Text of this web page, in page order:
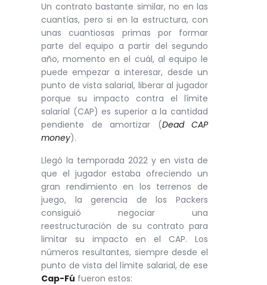
Un contrato bastante similar, no en las
cuantías, pero si en la estructura, con
unas cuantiosas primas por formar
parte del equipo a partir del segundo
año, momento en el cuál, al equipo le
puede empezar a interesar, desde un
punto de vista salarial, liberar al jugador
porque su impacto contra el límite
salarial (CAP) es superior a la cantidad
pendiente de amortizar (Dead CAP
money).
Llegó la temporada 2022 y en vista de
que el jugador estaba ofreciendo un
gran rendimiento en los terrenos de
juego, la gerencia de los Packers
consiguió negociar una
reestructuración de su contrato para
limitar su impacto en el CAP. Los
números resultantes, siempre desde el
punto de vista del límite salarial, de ese
Cap-Fú fueron estos: